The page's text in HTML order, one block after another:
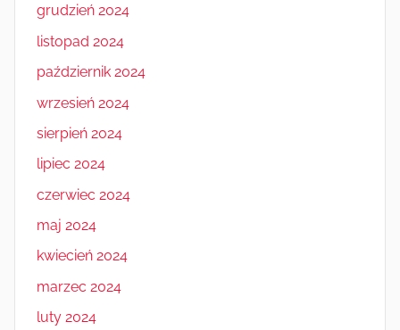
grudzień 2024
listopad 2024
październik 2024
wrzesień 2024
sierpień 2024
lipiec 2024
czerwiec 2024
maj 2024
kwiecień 2024
marzec 2024
luty 2024